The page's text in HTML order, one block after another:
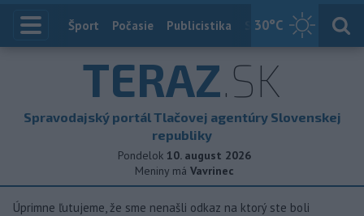
30°C
Index
Šport Počasie Publicistika Slovensko
TERAZ.SK
Spravodajský portál Tlačovej agentúry Slovenskej
republiky
Pondelok 10. august 2026
Meniny má Vavrinec
Úprimne ľutujeme, že sme nenašli odkaz na ktorý ste boli